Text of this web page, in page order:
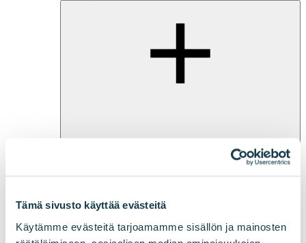
Tämä sivusto käyttää evästeitä
Käytämme evästeitä tarjoamamme sisällön ja mainosten
Visuaalinen identiteetti